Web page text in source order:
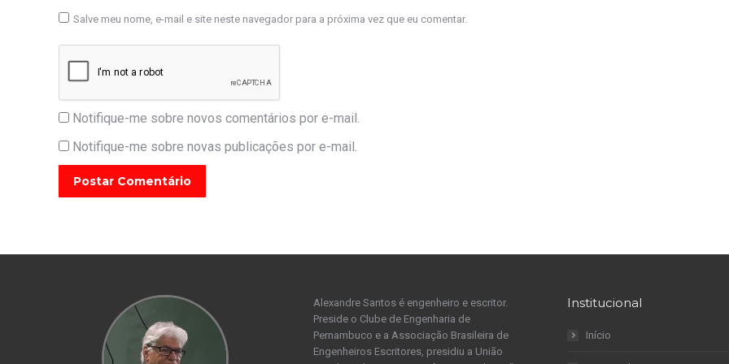
Salve meu nome, e-mail e site neste navegador para a próxima vez que eu comentar.
Notifique-me sobre novos comentários por e-mail.
Notifique-me sobre novas publicações por e-mail.
Postar Comentário
Alexandre Santos é engenheiro e escritor.
Preside o Clube de Engenharia de
Pernambuco e a Associação Brasileira de
Engenheiros Escritores, presidiu a União
Institucional
Início